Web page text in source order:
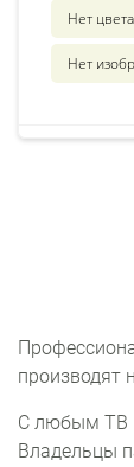
Нет
Нет
производят
С любым ТВ
Владельцы